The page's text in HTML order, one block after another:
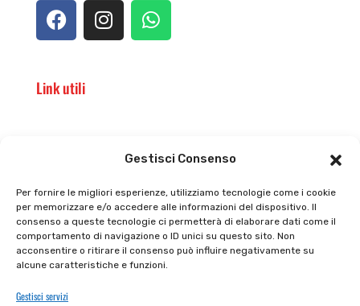
Gestisci Consenso
Per fornire le migliori esperienze, utilizziamo tecnologie come i cookie
per memorizzare e/o accedere alle informazioni del dispositivo. Il
consenso a queste tecnologie ci permetterà di elaborare dati come il
comportamento di navigazione o ID unici su questo sito. Non
acconsentire o ritirare il consenso può influire negativamente su
alcune caratteristiche e funzioni.
Gestisci servizi
Link utili
Privacy policy
Cookie policy
Tutti prodotti
Termini e condizioni